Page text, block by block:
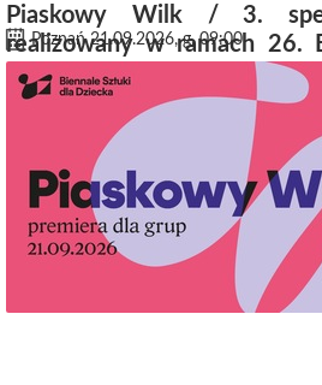
Piaskowy Wilk / 3.
realizowany w ramach 26.
Dziecka
Poznań 21.09.2026, g. 09:00